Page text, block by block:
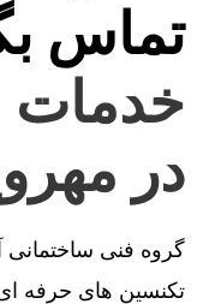
تماس
خدمات
در
گروه فنی ساختمانی
تکنسین های حرفه